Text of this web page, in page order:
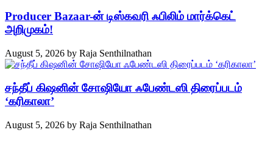
Producer Bazaar-ன் டிஸ்கவரி ஃபிலிம் மார்க்கெட்
அறிமுகம்!
August 5, 2026 by Raja Senthilnathan
சந்தீப் கிஷனின் சோஷியோ ஃபேண்டஸி திரைப்படம்
‘கரிகாலா’
August 5, 2026 by Raja Senthilnathan